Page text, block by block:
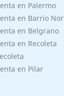
en Palermo
en Barrio
en Belgrano
en Recoleta
en Pilar